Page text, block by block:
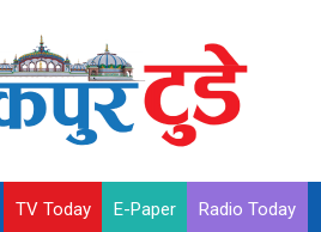
TV Today E-Paper Radio Today